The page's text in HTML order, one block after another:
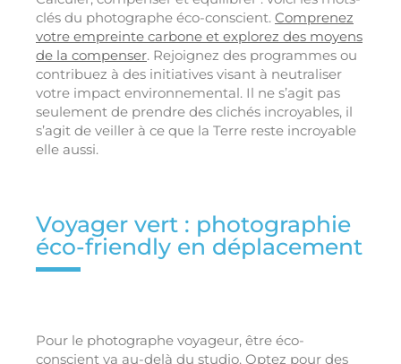
clés du photographe éco-conscient. Comprenez
votre empreinte carbone et explorez des moyens
de la compenser. Rejoignez des programmes ou
contribuez à des initiatives visant à neutraliser
votre impact environnemental. Il ne s’agit pas
seulement de prendre des clichés incroyables, il
s’agit de veiller à ce que la Terre reste incroyable
elle aussi.
Voyager vert : photographie
éco-friendly en déplacement
Pour le photographe voyageur, être éco-
conscient va au-delà du studio. Optez pour des